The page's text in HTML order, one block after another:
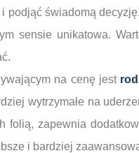
podjąć świadomą
sensie unikatowa.
na cenę jest
wytrzymałe na
folią, zapewnia
i bardziej